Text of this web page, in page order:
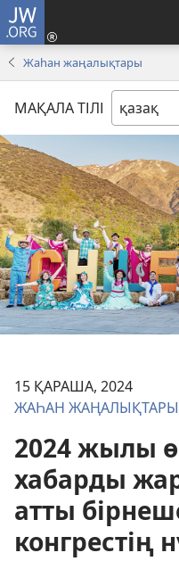
JW.ORG
Жаһан жаңалықтары
МАҚАЛА ТІЛІ
15 ҚАРАША, 2024
ЖАҺАН ЖАҢАЛЫҚТАРЫ
2024 жылы
хабарды
атты
конгрестің